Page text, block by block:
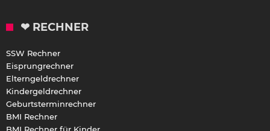
❤ RECHNER
SSW Rechner
Eisprungrechner
Elterngeldrechner
Kindergeldrechner
Geburtsterminrechner
BMI Rechner